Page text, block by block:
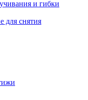
и гибки
для снятия